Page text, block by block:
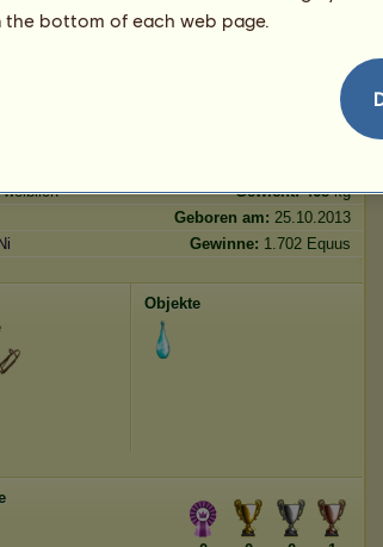
weiblich Gewicht: 468kg
Geboren am: 25.10.2013
Gewinne: 1.702 Equus
Objekte
the bottom of each web page.